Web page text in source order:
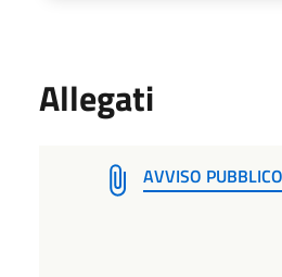
Allegati
AVVISO